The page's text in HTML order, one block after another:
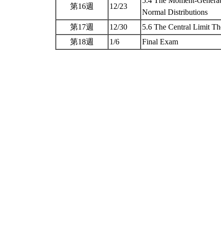
第16週 12/23
Normal Distributions
第17週
12/30
5.6 The Central Limit
第18週
1/6 Final Exam